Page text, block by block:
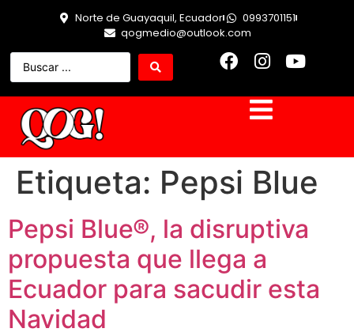
Norte de Guayaquil, Ecuador
0993701151
qogmedio@outlook.com
Etiqueta: Pepsi Blue
Pepsi Blue®, la disruptiva
propuesta que llega a
Ecuador para sacudir esta
Navidad